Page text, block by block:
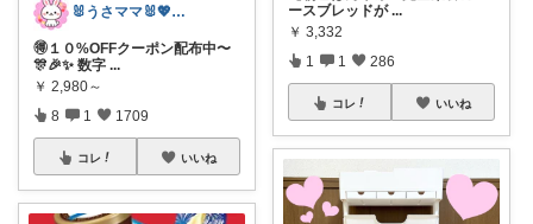
🐰うさママ🐰💖キッズ・ママの日常✨
🉐１０%OFFクーポン配布中〜
🎊🎉✨ 数字 ...
￥ 2,980～
8 1 1709
コレ いいね
ースブレッドが ...
￥ 3,332
1 1 286
コレ いいね